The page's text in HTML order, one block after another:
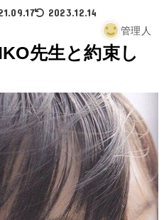
2023.12.14
管理人
先生と約束し